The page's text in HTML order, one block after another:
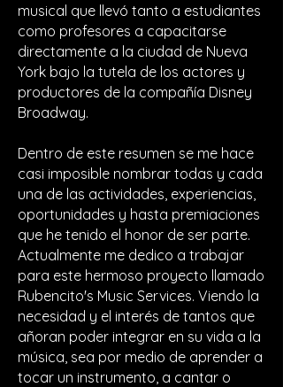
musical que llevó tanto a estudiantes
como profesores a capacitarse
directamente a la ciudad de Nueva
York bajo la tutela de los actores y
productores de la compañía Disney
Broadway.
Dentro de este resumen se me hace
casi imposible nombrar todas y cada
una de las actividades, experiencias,
oportunidades y hasta premiaciones
que he tenido el honor de ser parte.
Actualmente me dedico a trabajar
para este hermoso proyecto llamado
Rubencito's Music Services. Viendo la
necesidad y el interés de tantos que
añoran poder integrar en su vida a la
música, sea por medio de aprender a
tocar un instrumento, a cantar o